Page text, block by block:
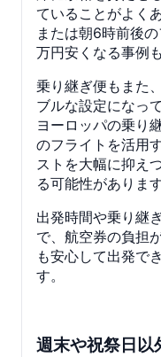
ていることがよく
または朝6時前後
万円安くなる事例
乗り継ぎ便もまた
ブルな設定になっ
ヨーロッパの乗り
のフライトを活用
ストを大幅に抑え
る可能性があります
出発時間や乗り継
で、航空券の負担
も安心して出発で
す。
週末や祝祭日以